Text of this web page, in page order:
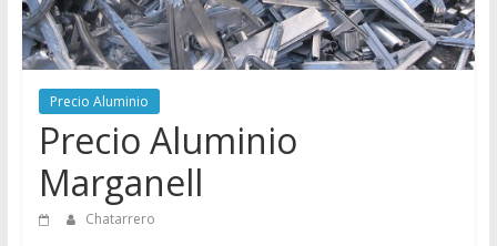
para
vender
Precio Aluminio
Precio Aluminio
Marganell
Chatarrero